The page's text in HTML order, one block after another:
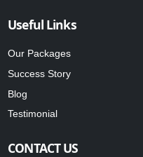
Useful Links
Our Packages
Success Story
Blog
Testimonial
CONTACT US